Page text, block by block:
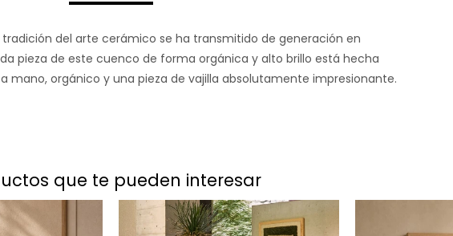
tradición del arte cerámico se ha transmitido de generación en
pieza de este cuenco de forma orgánica y alto brillo está hecha
mano, orgánico y una pieza de vajilla absolutamente impresionante.
que te pueden interesar